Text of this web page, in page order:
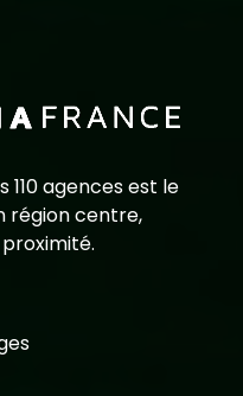
110 agences est le
région centre,